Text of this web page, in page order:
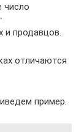
число
и продавцов.
отличаются
пример.